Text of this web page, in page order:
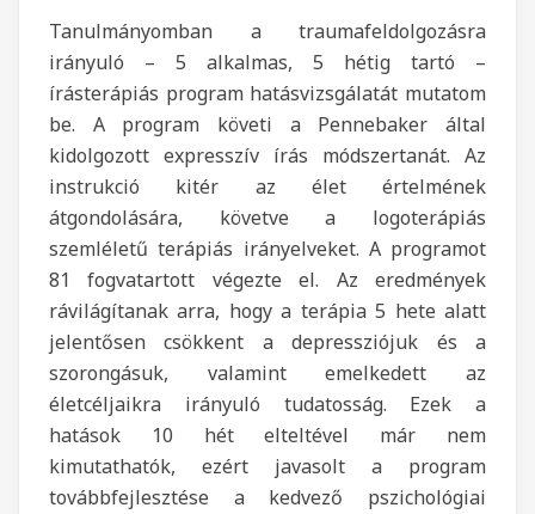
Tanulmányomban a traumafeldolgozásra
irányuló – 5 alkalmas, 5 hétig tartó –
írásterápiás program hatásvizsgálatát mutatom
be. A program követi a Pennebaker által
kidolgozott expresszív írás módszertanát. Az
instrukció kitér az élet értelmének
átgondolására, követve a logoterápiás
szemléletű terápiás irányelveket. A programot
81 fogvatartott végezte el. Az eredmények
rávilágítanak arra, hogy a terápia 5 hete alatt
jelentősen csökkent a depressziójuk és a
szorongásuk, valamint emelkedett az
életcéljaikra irányuló tudatosság. Ezek a
hatások 10 hét elteltével már nem
kimutathatók, ezért javasolt a program
továbbfejlesztése a kedvező pszichológiai